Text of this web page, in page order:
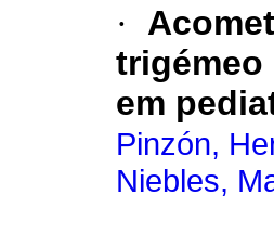
·
trigémeo
em
Pinzón,
Niebles,